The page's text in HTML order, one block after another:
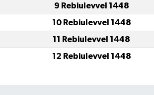
9 Rebiulevvel 1448
10 Rebiulevvel 1448
11 Rebiulevvel 1448
12 Rebiulevvel 1448